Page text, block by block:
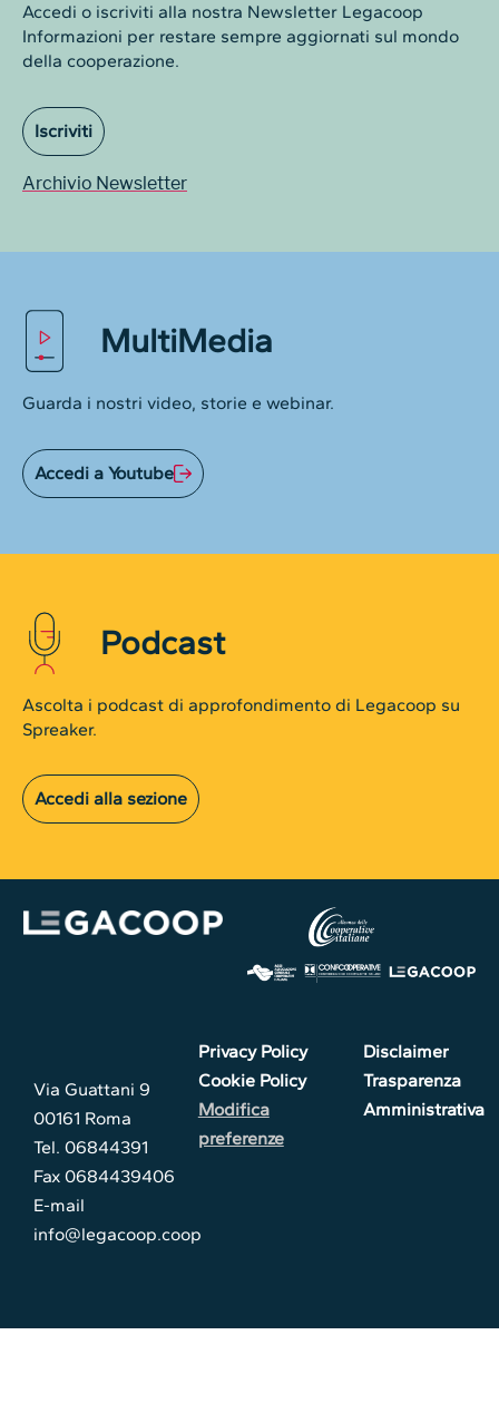
Accedi o iscriviti alla nostra Newsletter Legacoop
Informazioni per restare sempre aggiornati sul mondo
della cooperazione.
Iscriviti
Archivio Newsletter
MultiMedia
Guarda i nostri video, storie e webinar.
Accedi a Youtube
Podcast
Ascolta i podcast di approfondimento di Legacoop su
Spreaker.
Accedi alla sezione
Via Guattani 9
00161 Roma
Tel. 06844391
Fax 0684439406
E-mail
info@legacoop.coop
Privacy Policy
Cookie Policy
Modifica
preferenze
Disclaimer
Trasparenza
Amministrativa